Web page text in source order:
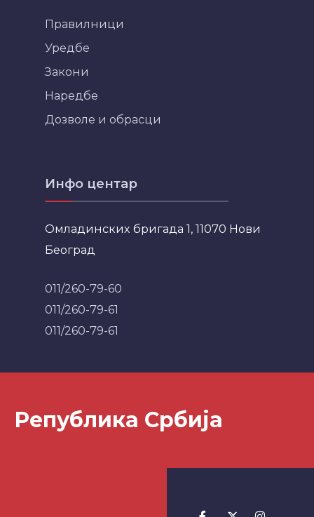
Правилници
Уредбе
Закони
Наредбе
Дозволе и обрасци
Инфо центар
Омладинских бригада 1, 11070 Нови
Београд
011/260-79-60
011/260-79-61
011/260-79-61
Република Србија